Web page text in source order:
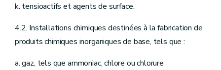
k. tensioactifs et agents de surface.
4.2. Installations chimiques destinées à la fabrication de
produits chimiques inorganiques de base, tels que :
a. gaz, tels que ammoniac, chlore ou chlorure